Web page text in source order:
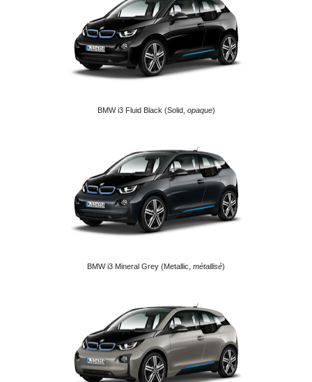
BMW i3 Fluid Black (Solid, opaque)
BMW i3 Mineral Grey (Metallic, métallisé)